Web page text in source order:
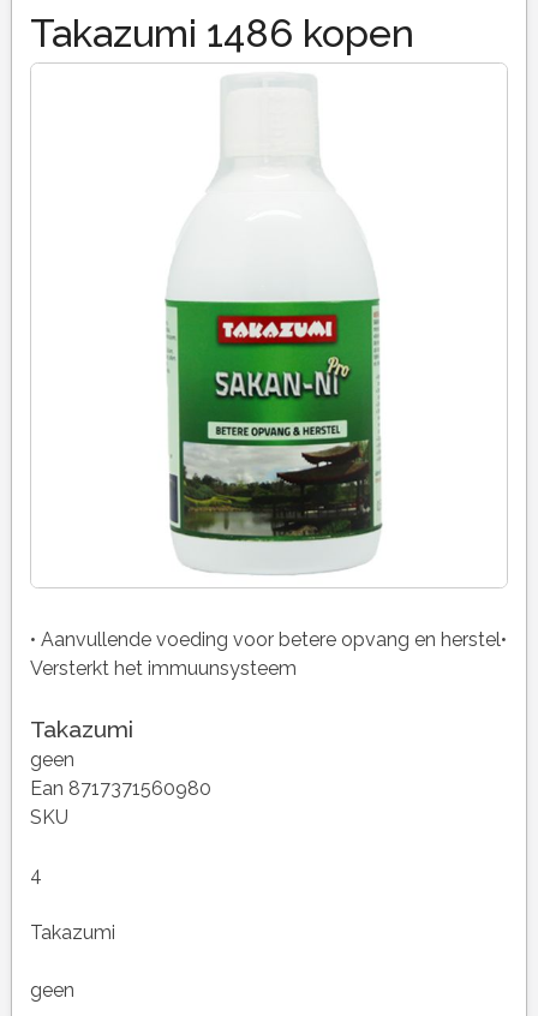
Takazumi 1486 kopen
• Aanvullende voeding voor betere opvang en herstel•
Versterkt het immuunsysteem
Takazumi
geen
Ean 8717371560980
SKU
4
Takazumi
geen